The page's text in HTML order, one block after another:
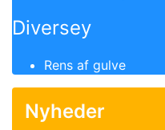
Diversey
Rens af gulve
Nyheder